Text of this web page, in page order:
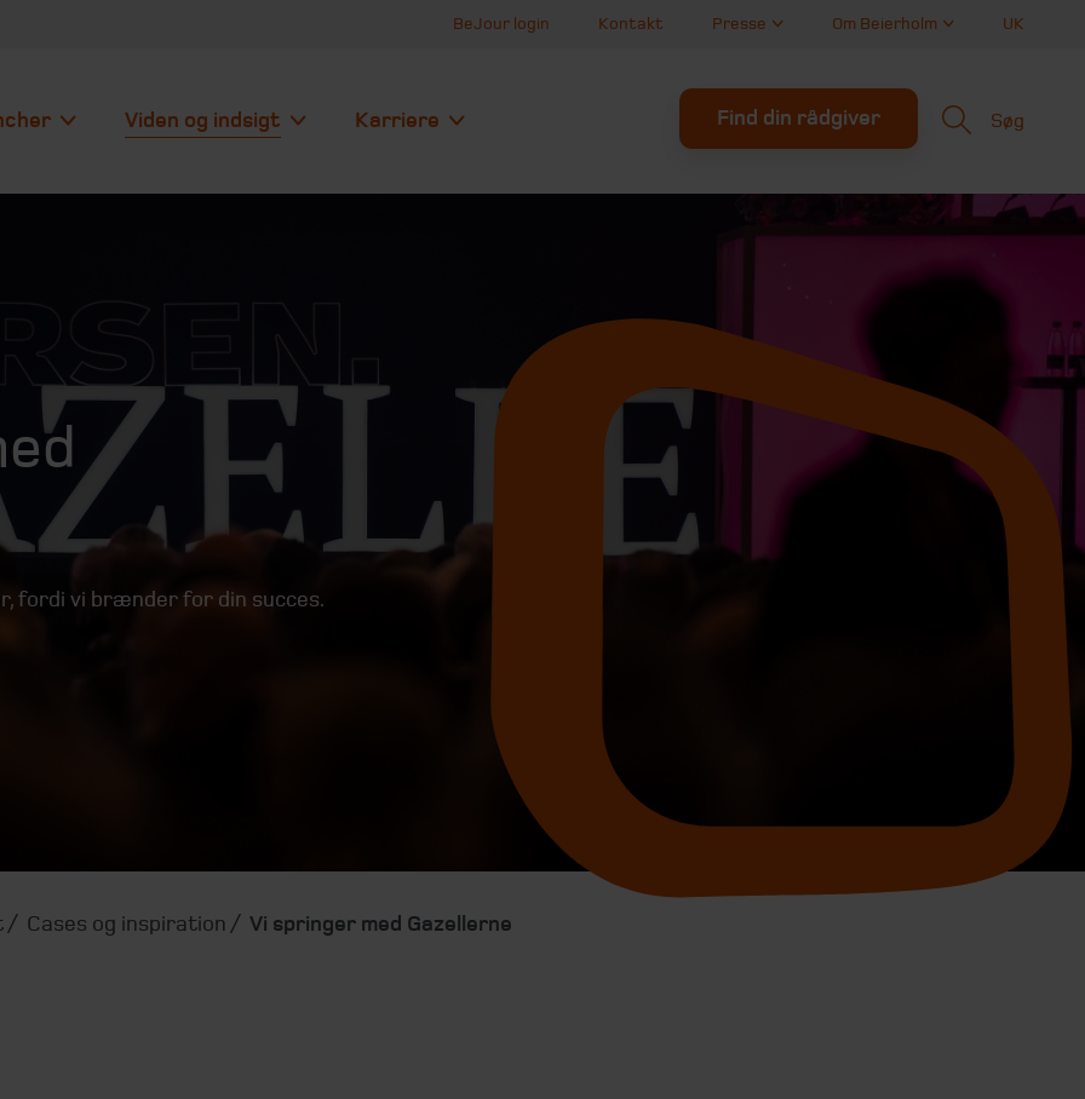
BeJour login Kontakt Presse Om Beierholm UK
Viden og indsigt Karriere Find din rådgiver Søg
fordi vi brænder for din succes.
Cases og inspiration Vi springer med Gazellerne